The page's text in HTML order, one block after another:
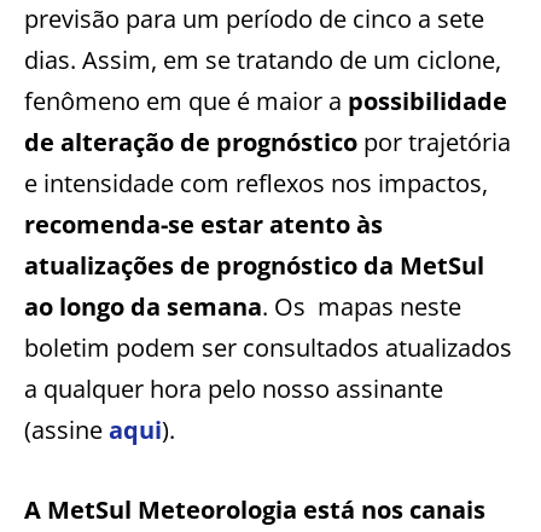
previsão para um período de cinco a sete
dias. Assim, em se tratando de um ciclone,
fenômeno em que é maior a possibilidade
de alteração de prognóstico por trajetória
e intensidade com reflexos nos impactos,
recomenda-se estar atento às
atualizações de prognóstico da MetSul
ao longo da semana. Os mapas neste
boletim podem ser consultados atualizados
a qualquer hora pelo nosso assinante
(assineaqui).
A MetSul Meteorologia está nos canais